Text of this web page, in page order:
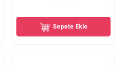
Sepete Ekle